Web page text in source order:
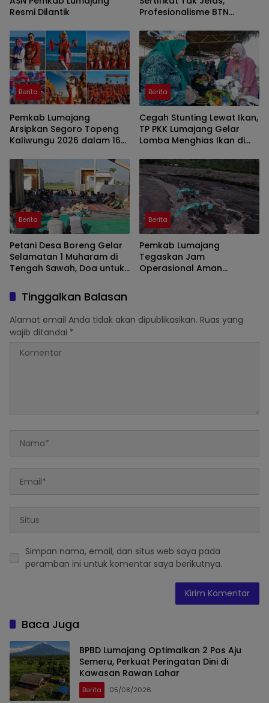
Resmi Dilantik
Profesionalisme BTN
Berita
Pemkab Lumajang
Arsipkan Segoro Topeng
Kaliwungu 2026 dalam 160
Berita
Cegah Stunting Lewat Ikan,
TP PKK Lumajang Gelar
Lomba Menghias Ikan di
Berita
Petani Desa Boreng Gelar
Selamatan 1 Muharam di
Tengah Sawah, Doa untuk
Berita
Pemkab Lumajang
Tegaskan Jam
Operasional Aman
Tinggalkan Balasan
Alamat email Anda tidak akan dipublikasikan. Ruas yang
wajib ditandai *
Simpan nama, email, dan situs web saya pada
peramban ini untuk komentar saya berikutnya.
Baca Juga
BPBD Lumajang Optimalkan 2 Pos Aju
Semeru, Perkuat Peringatan Dini di
Kawasan Rawan Lahar
Berita 05/08/2026